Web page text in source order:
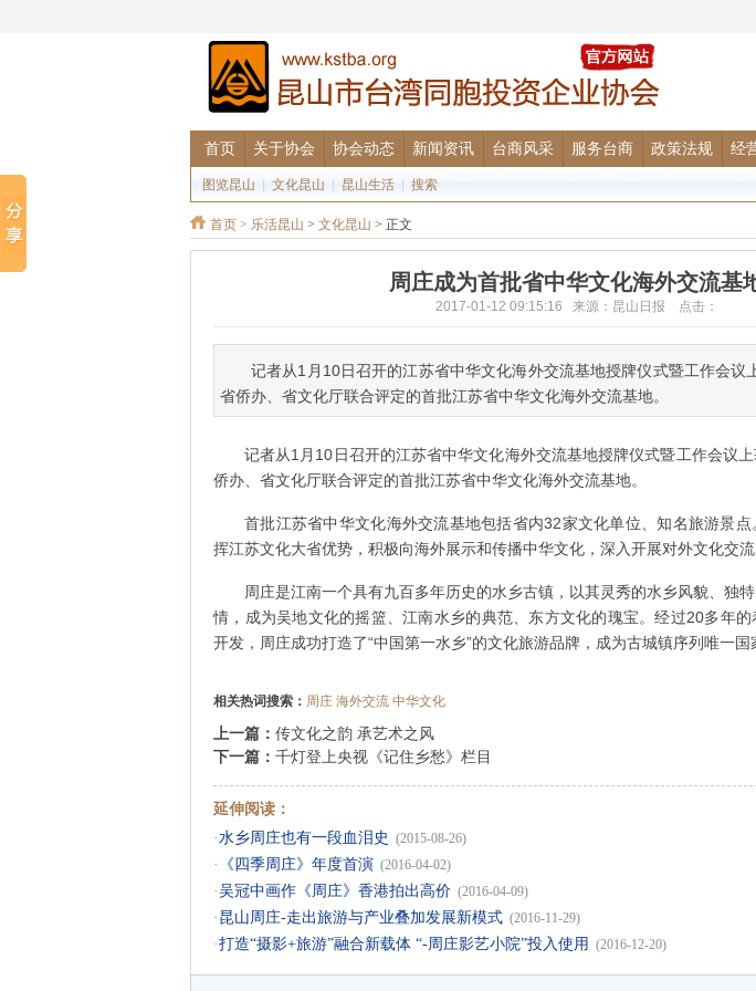
首页 关于协会 协会动态 新闻资讯 台商风采 服务台商 政策法规 经
图览昆山 文化昆山 昆山生活 搜索
首页 > 乐活昆山 > 文化昆山 > 正文
周庄成为首批省中华文化海外交流基
2017-01-12 09:15:16 来源：昆山日报 点击：
记者从1月10日召开的江苏省中华文化海外交流基地授牌仪式暨工作会议
省侨办、省文化厅联合评定的首批江苏省中华文化海外交流基地。
记者从1月10日召开的江苏省中华文化海外交流基地授牌仪式暨工作会议
侨办、省文化厅联合评定的首批江苏省中华文化海外交流基地。
首批江苏省中华文化海外交流基地包括省内32家文化单位、知名旅游景
挥江苏文化大省优势，积极向海外展示和传播中华文化，深入开展对外文化交流
周庄是江南一个具有九百多年历史的水乡古镇，以其灵秀的水乡风貌、独
情，成为吴地文化的摇篮、江南水乡的典范、东方文化的瑰宝。经过20多年
开发，周庄成功打造了“中国第一水乡”的文化旅游品牌，成为古城镇序列唯一国
相关热词搜索： 周庄 海外交流 中华文化
上一篇： 传文化之韵 承艺术之风
下一篇： 千灯登上央视《记住乡愁》栏目
延伸阅读：
·水乡周庄也有一段血泪史 (2015-08-26)
· 《四季周庄》年度首演 (2016-04-02)
·吴冠中画作《周庄》香港拍出高价 (2016-04-09)
· 昆山周庄-走出旅游与产业叠加发展新模式 (2016-11-29)
·打造“摄影+旅游”融合新载体 “-周庄影艺小院”投入使用 (2016-12-20)